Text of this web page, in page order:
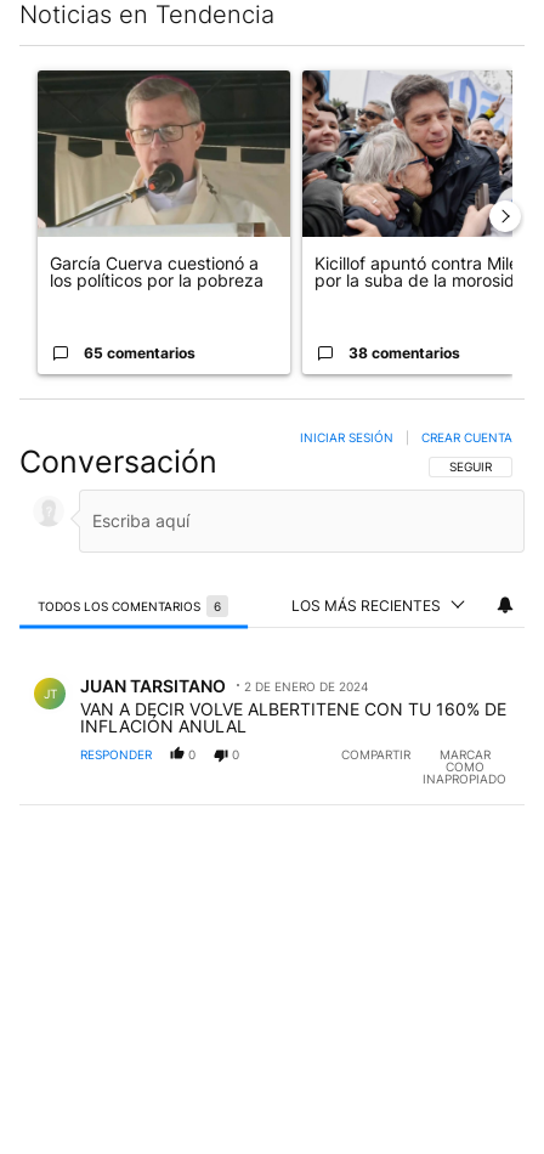
Noticias en Tendencia
Este listado muestra los artículos con más comentarios en los
Un artículo de tendencia con el título "García Cuerva
García Cuerva cuestionó a
los políticos por la pobreza
65 comentarios
Un artículo de tendencia con
Kicillof apuntó contra Milei
por la suba de la morosida...
38 comentarios
Conversación SIGA ESTA
SEGUIR
INICIAR SESIÓN CREAR CUENTA
TODOS LOS COMENTARIOS 6 LOS MÁS RECIENTES
JT JUAN TARSITANO 2 DE ENERO DE 2024
VAN A DECIR VOLVE ALBERTITENE CON TU 160% DE
INFLACIÓN ANULAL
RESPONDER 0 0 COMPARTIR
MARCAR
COMO
INAPROPIADO